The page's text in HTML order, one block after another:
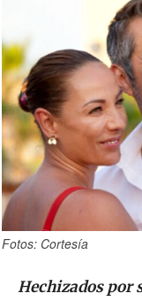
Fotos: Cortesía
Hechizados por